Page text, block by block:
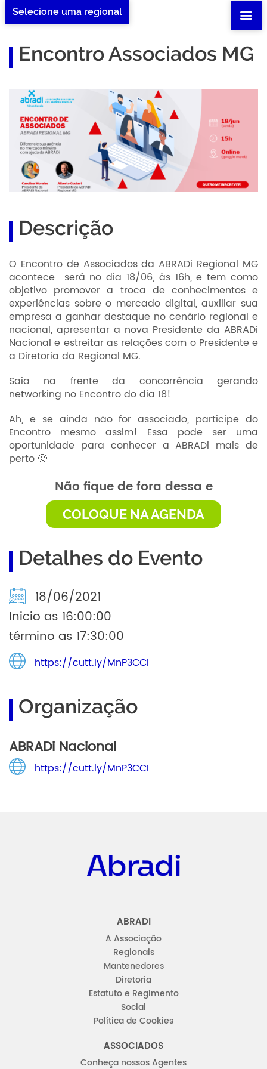
Selecione uma regional
Encontro Associados MG
Descrição
O Encontro de Associados da ABRADi Regional MG
acontece será no dia 18/06, às 16h, e tem como
objetivo promover a troca de conhecimentos e
experiências sobre o mercado digital, auxiliar sua
empresa a ganhar destaque no cenário regional e
nacional, apresentar a nova Presidente da ABRADi
Nacional e estreitar as relações com o Presidente e
a Diretoria da Regional MG.
Saia na frente da concorrência gerando
networking no Encontro do dia 18!
Ah, e se ainda não for associado, participe do
Encontro mesmo assim! Essa pode ser uma
oportunidade para conhecer a ABRADi mais de
perto 🙂
Não fique de fora dessa e
COLOQUE NA AGENDA
Detalhes do Evento
18/06/2021
Inicio as 16:00:00
término as 17:30:00
https://cutt.ly/MnP3CCI
Organização
ABRADi Nacional
https://cutt.ly/MnP3CCI
ABRADI
A Associação
Regionais
Mantenedores
Diretoria
Estatuto e Regimento
Social
Política de Cookies
ASSOCIADOS
Conheça nossos Agentes